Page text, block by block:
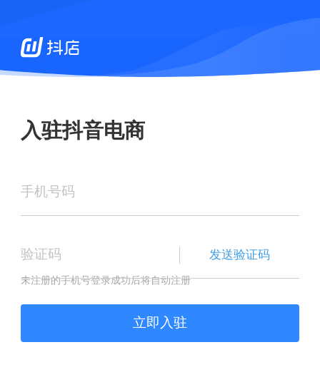
入驻抖音电商
未注册的手机号登录成功后将自动注册
手机号码
发送验证码
验证码
立即入驻